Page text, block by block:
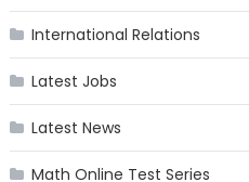
International Relations
Latest Jobs
Latest News
Math Online Test Series